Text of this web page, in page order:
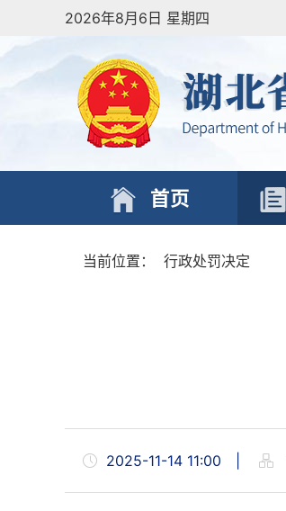
2026年8月6日 星期四
首页
当前位置： 行政处罚决定
2025-11-14 11:00